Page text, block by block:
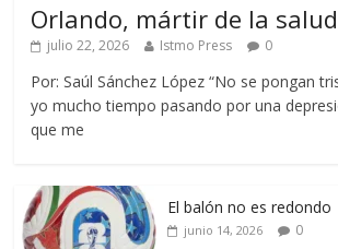
Orlando, mártir de la
julio 22, 2026 Istmo Press 0
Por: Saúl Sánchez López “No se pongan
yo mucho tiempo pasando por una
que me
El balón no es redondo
junio 14, 2026 0